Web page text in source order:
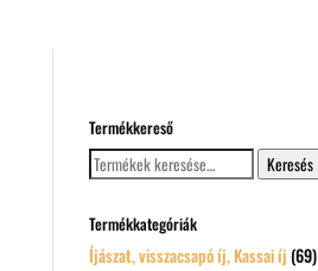
Termékkereső
Keresés
a
Keresés
Termékkategóriák
Íjászat, visszacsapó íj, Kassai íj (69)